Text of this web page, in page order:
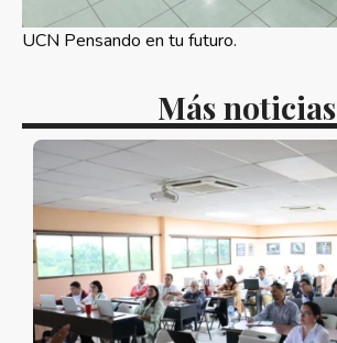
UCN Pensando en tu futuro.
Más noticias